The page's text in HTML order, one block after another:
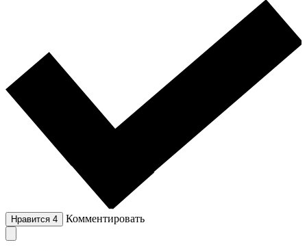
Нравится 4 Комментировать